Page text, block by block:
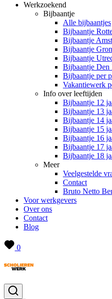
Werkzoekend
Bijbaantje
Alle bijbaantjes
Bijbaantje
Bijbaantje
Bijbaantje
Bijbaantje
Bijbaantje Den
Bijbaantje per
Vakantiewerk
Info over leeftijden
Bijbaantje 12
Bijbaantje 13
Bijbaantje 14
Bijbaantje 15
Bijbaantje 16
Bijbaantje 17
Bijbaantje 18
Meer
Veelgestelde
Contact
Bruto Netto
Voor werkgevers
Over ons
Contact
Blog
0